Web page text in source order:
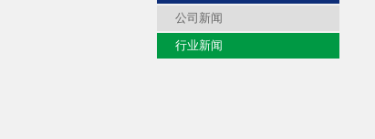
公司新闻
行业新闻